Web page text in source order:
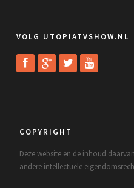
VOLG UTOPIATVSHOW.NL
COPYRIGHT
Deze website en de inhoud
andere intellectuele